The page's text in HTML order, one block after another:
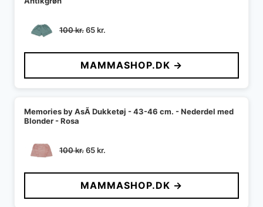
100kr.Den
pris
var:
100 kr..
65kr.
pris
er:
65 kr..
MAMMASHOP.DK →
Memories by AsÃ­ Dukketøj - 43-46 cm. - Nederdel med
Blonder - Rosa
100kr.Den
pris
var:
100 kr..
65kr.
pris
er:
65 kr..
MAMMASHOP.DK →